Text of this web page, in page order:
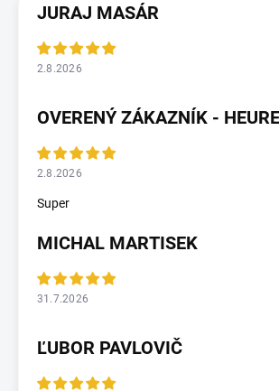
JURAJ MASÁR
2.8.2026
OVERENÝ ZÁKAZNÍK -
2.8.2026
Super
MICHAL MARTISEK
31.7.2026
ĽUBOR PAVLOVIČ